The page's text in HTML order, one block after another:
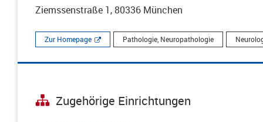
Ziemssenstraße 1, 80336 München
Zur Homepage Pathologie, Neuropathologie
Zugehörige Einrichtungen